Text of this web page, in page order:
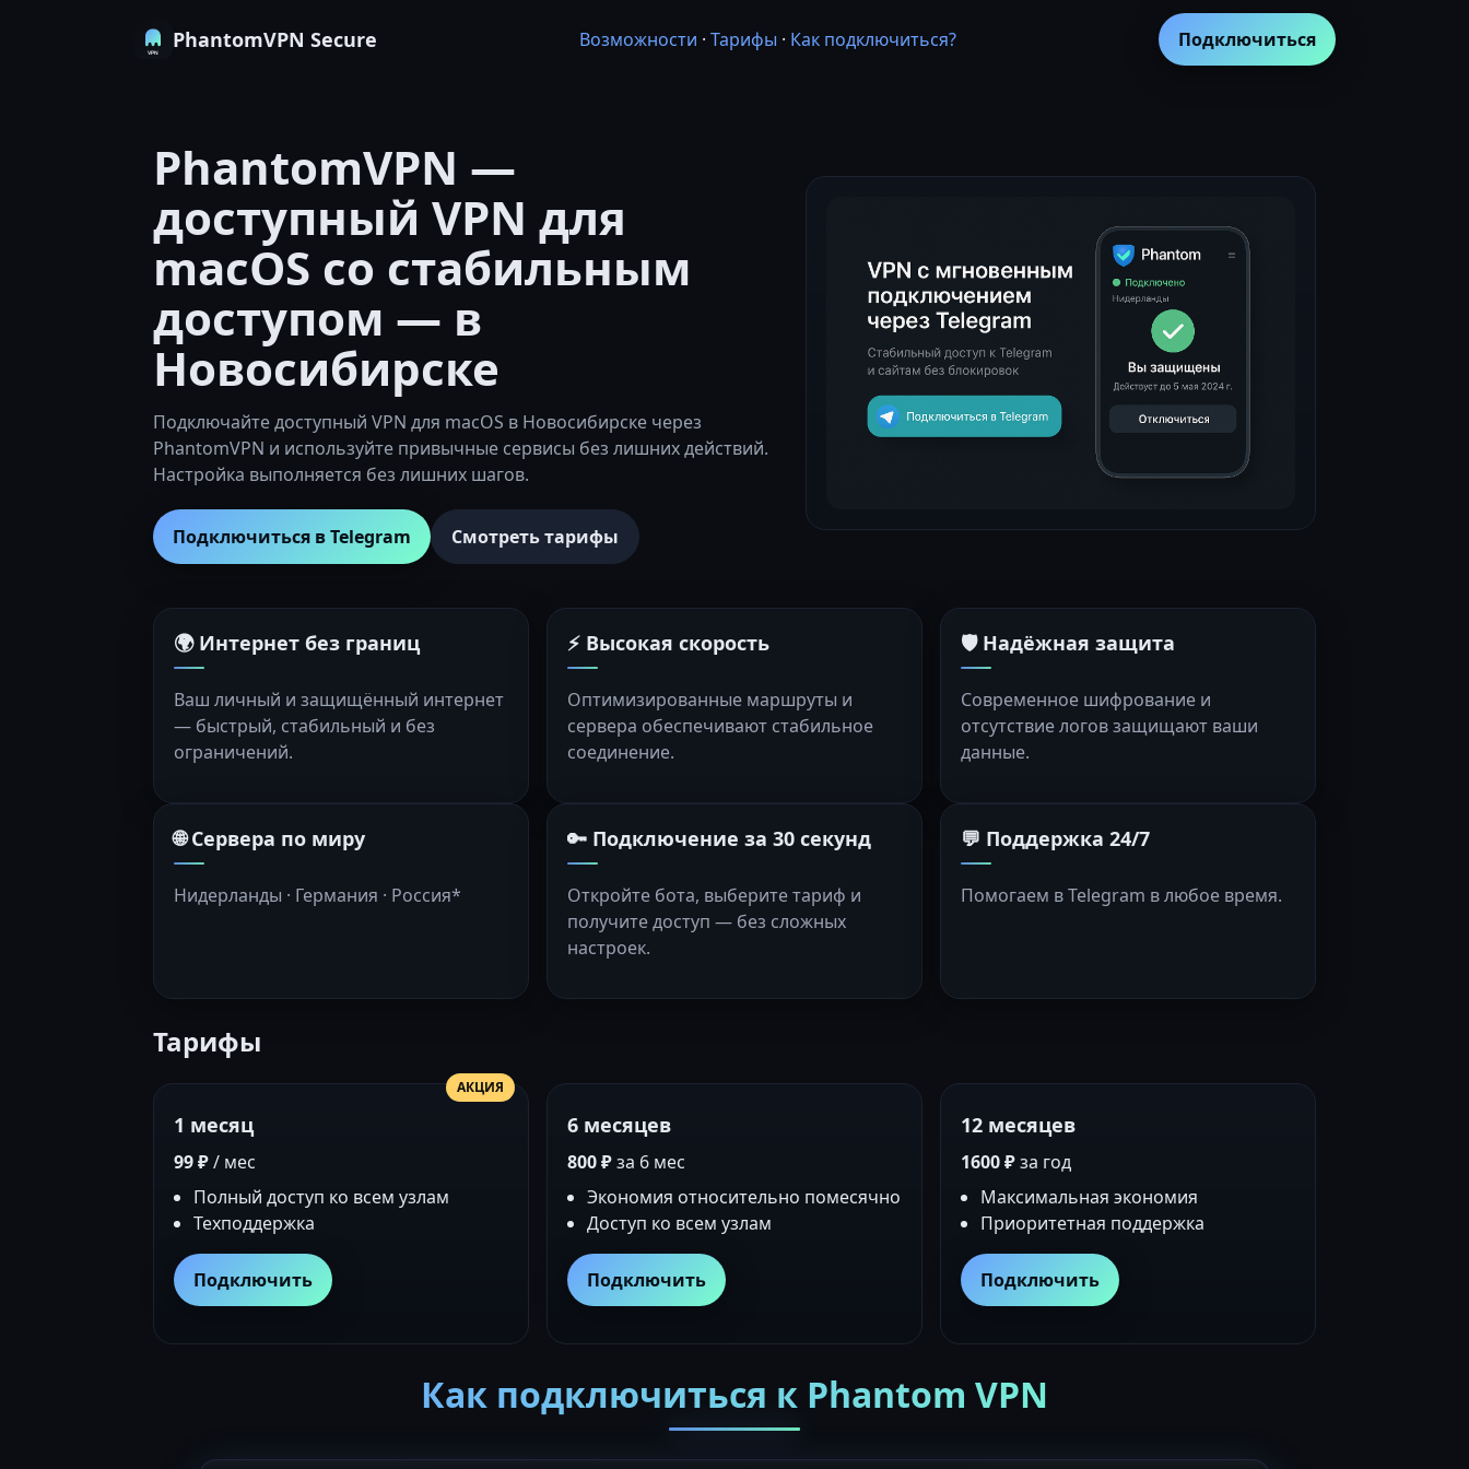
PhantomVPN Secure Возможности · Тарифы · Как подключиться? Подключиться
PhantomVPN —
доступный VPN для
macOS со стабильным
доступом — в
Новосибирске
Подключайте доступный VPN для macOS в Новосибирске через
PhantomVPN и используйте привычные сервисы без лишних действий.
Настройка выполняется без лишних шагов.
Подключиться в Telegram Смотреть тарифы
🌍 Интернет без границ
Ваш личный и защищённый интернет
— быстрый, стабильный и без
ограничений.
⚡ Высокая скорость
Оптимизированные маршруты и
сервера обеспечивают стабильное
соединение.
🛡️ Надёжная защита
Современное шифрование и
отсутствие логов защищают ваши
данные.
🌐 Сервера по миру
Нидерланды · Германия · Россия*
🔑 Подключение за 30 секунд
Откройте бота, выберите тариф и
получите доступ — без сложных
настроек.
💬 Поддержка 24/7
Помогаем в Telegram в любое время.
Тарифы
АКЦИЯ
1 месяц
99 ₽/ мес
Полный доступ ко всем узлам
Техподдержка
Подключить
6 месяцев
800 ₽за 6 мес
Экономия относительно помесячно
Доступ ко всем узлам
Подключить
12 месяцев
1600 ₽за год
Максимальная экономия
Приоритетная поддержка
Подключить
Как подключиться к Phantom VPN